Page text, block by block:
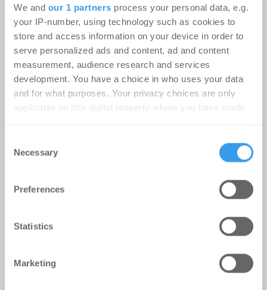
We and our 1 partners process your personal data, e.g.
your IP-number, using technology such as cookies to
store and access information on your device in order to
serve personalized ads and content, ad and content
measurement, audience research and services
development. You have a choice in who uses your data
and for what purposes. Your privacy choices are only
applicable on this digital property where you have made
the Privacy trigger icon.
Find out more about how your personal data is processed
and set your preferences in the
We use cookies to personalise content and ads, to
provide social media features and to analyse our traffic.
our social media, advertising and analytics partners who
Selection
Necessary
Preferences
Statistics
Marketing
kostenlosen Account, um auf die neusten ...
expandieren im Stuttgarter
Büro | Deals Miete